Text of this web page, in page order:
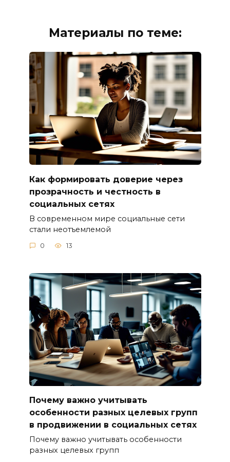
Материалы по теме:
Как формировать доверие через
прозрачность и честность в
социальных сетях
В современном мире социальные сети
стали неотъемлемой
0 13
Почему важно учитывать
особенности разных целевых групп
в продвижении в социальных сетях
Почему важно учитывать особенности
разных целевых групп